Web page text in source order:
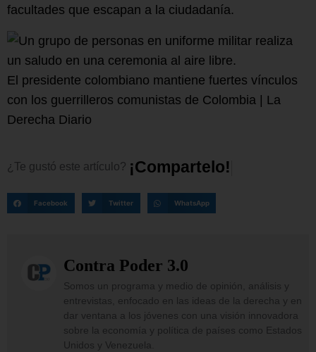
facultades que escapan a la ciudadanía.
El presidente colombiano mantiene fuertes vínculos
con los guerrilleros comunistas de Colombia | La
Derecha Diario
¿Te gustó este artículo? ¡Comparte o!
Facebook Twitter WhatsApp
Contra Poder 3.0
Somos un programa y medio de opinión, análisis y
entrevistas, enfocado en las ideas de la derecha y en
dar ventana a los jóvenes con una visión innovadora
sobre la economía y política de países como Estados
Unidos y Venezuela.